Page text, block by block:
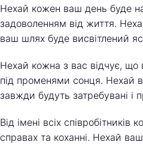
Нехай кожен ваш день буде
задоволенням від життя.
ваш шлях буде висвітлений
Нехай кожна з вас відчує, що
під променями сонця. Нехай
завжди будуть затребувані і
Від імені всіх
справах та коханні. Нехай